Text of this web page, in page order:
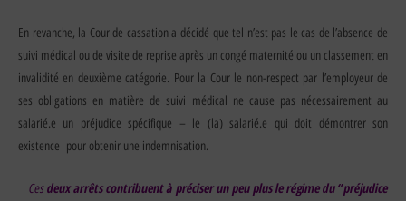
En revanche, la Cour de cassation a décidé que tel n’est pas le cas de l’absence de
suivi médical ou de visite de reprise après un congé maternité ou un classement en
invalidité en deuxième catégorie. Pour la Cour le non-respect par l’employeur de
ses obligations en matière de suivi médical ne cause pas nécessairement au
salarié.e un préjudice spécifique – le (la) salarié.e qui doit démontrer son
existence pour obtenir une indemnisation.
Cesdeux arrêts contribuent à préciser un peu plus le régime du ‘’préjudice